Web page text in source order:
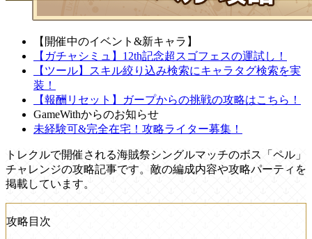
【開催中のイベント&新キャラ】
【ガチャシミュ】12th記念超スゴフェスの運試し！
【ツール】スキル絞り込み検索にキャラタグ検索を実
装！
【報酬リセット】ガープからの挑戦の攻略はこちら！
GameWithからのお知らせ
未経験可&完全在宅！攻略ライター募集！
トレクルで開催される海賊祭シングルマッチのボス「ペル」
チャレンジの攻略記事です。敵の編成内容や攻略パーティを
掲載しています。
攻略目次